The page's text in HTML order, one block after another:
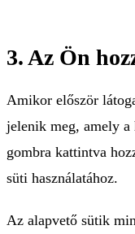
3. Az Ön
Amikor először
jelenik meg, amely a
gombra kattintva
süti használatához.
Az alapvető sütik